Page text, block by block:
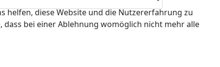
helfen, diese Website und die Nutzererfahrung zu
dass bei einer Ablehnung womöglich nicht mehr alle